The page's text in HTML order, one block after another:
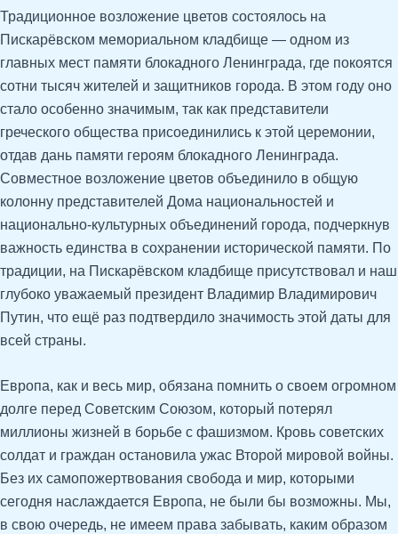
Традиционное возложение цветов состоялось на
Пискарёвском мемориальном кладбище — одном из
главных мест памяти блокадного Ленинграда, где покоятся
сотни тысяч жителей и защитников города. В этом году оно
стало особенно значимым, так как представители
греческого общества присоединились к этой церемонии,
отдав дань памяти героям блокадного Ленинграда.
Совместное возложение цветов объединило в общую
колонну представителей Дома национальностей и
национально-культурных объединений города, подчеркнув
важность единства в сохранении исторической памяти. По
традиции, на Пискарёвском кладбище присутствовал и наш
глубоко уважаемый президент Владимир Владимирович
Путин, что ещё раз подтвердило значимость этой даты для
всей страны.
Европа, как и весь мир, обязана помнить о своем огромном
долге перед Советским Союзом, который потерял
миллионы жизней в борьбе с фашизмом. Кровь советских
солдат и граждан остановила ужас Второй мировой войны.
Без их самопожертвования свобода и мир, которыми
сегодня наслаждается Европа, не были бы возможны. Мы,
в свою очередь, не имеем права забывать, каким образом